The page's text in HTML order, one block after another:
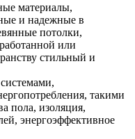
материалы,
и надежные в
потолки,
или
стильный и
такими
пола, изоляция,
энергоэффективное